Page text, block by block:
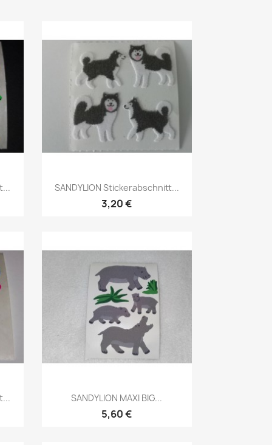
SANDYLION Stickerabschnitt...
3,20 €
SANDYLION MAXI BIG...
5,60 €